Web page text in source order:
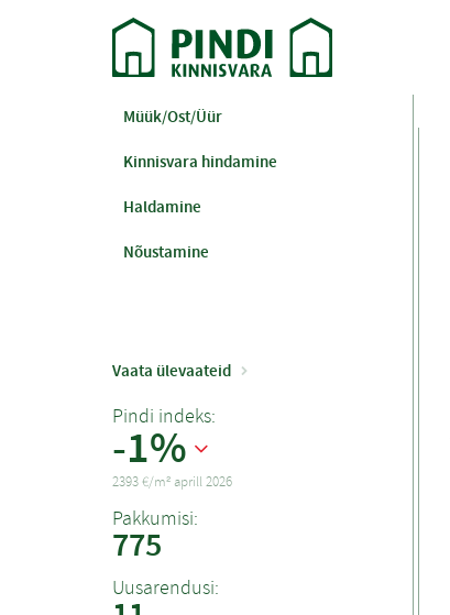
Müük/Ost/Üür
Kinnisvara hindamine
Haldamine
Nõustamine
Vaata ülevaateid
Pindi indeks:
-1%
2393 €/m² aprill 2026
Pakkumisi:
775
Uusarendusi: